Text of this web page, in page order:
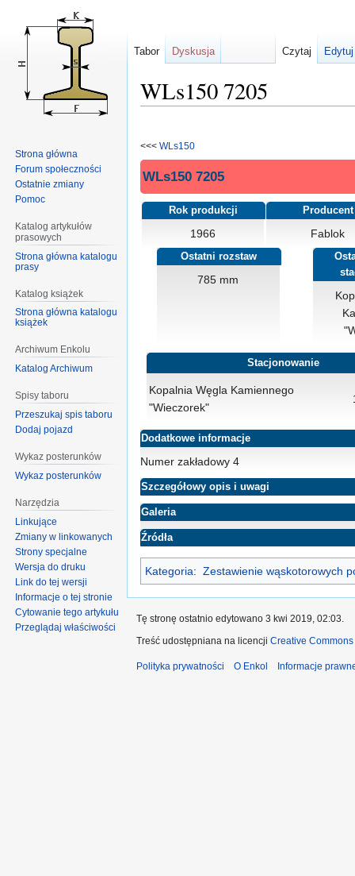
WLs150 7205
do
nawigacji
do
wyszukiwania
<<< WLs150
WLs150 7205
Rok produkcji
1966
Producent
Fablok
Ostatni rozstaw
785 mm
Stacjonowanie
Kopalnia Węgla Kamiennego
"Wieczorek"
Dodatkowe informacje
Numer zakładowy 4
Szczegółowy opis i uwagi
Galeria
Źródła
Kategoria: Zestawienie wąskotorowych
Tabor Dyskusja Czytaj
Strona główna
Forum społeczności
Ostatnie zmiany
Pomoc
Katalog artykułów
prasowych
Strona główna katalogu
prasy
Katalog książek
Strona główna katalogu
książek
Archiwum Enkolu
Katalog Archiwum
Spisy taboru
Przeszukaj spis taboru
Dodaj pojazd
Wykaz posterunków
Wykaz posterunków
Narzędzia
Linkujące
Zmiany w linkowanych
Strony specjalne
Wersja do druku
Link do tej wersji
Informacje o tej stronie
Cytowanie tego artykułu
Przeglądaj właściwości
Tę stronę ostatnio edytowano 3 kwi 2019, 02:03.
Treść udostępniana na licencji Creative
Polityka prywatności O Enkol Informacje